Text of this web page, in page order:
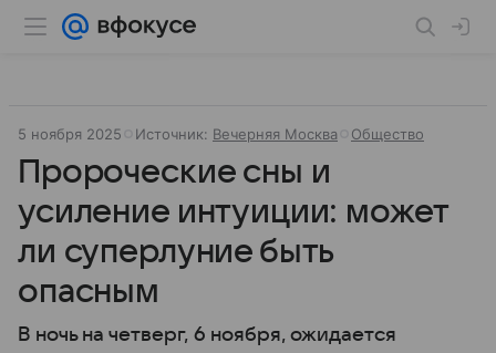
5 ноября 2025 Источник: Вечерняя Москва Общество
Пророческие сны и
усиление интуиции: может
ли суперлуние быть
опасным
В ночь на четверг, 6 ноября, ожидается